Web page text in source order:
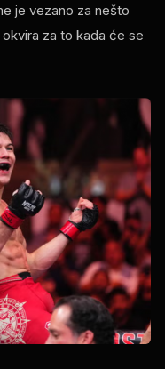
je vezano za nešto
za to kada će se